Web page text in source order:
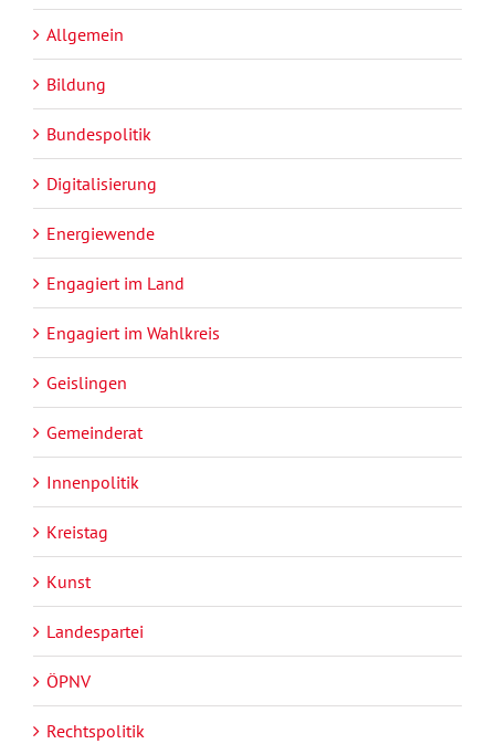
Allgemein
Bildung
Bundespolitik
Digitalisierung
Energiewende
Engagiert im Land
Engagiert im Wahlkreis
Geislingen
Gemeinderat
Innenpolitik
Kreistag
Kunst
Landespartei
ÖPNV
Rechtspolitik